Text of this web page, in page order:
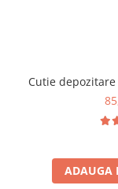
Cutie
ADAUGA